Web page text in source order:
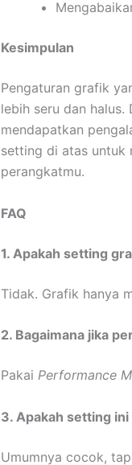
Kesimpulan
Pengaturan grafik
lebih seru dan
mendapatkan
setting di atas untuk
perangkatmu.
FAQ
1. Apakah setting
Tidak. Grafik hanya
2. Bagaimana jika
Pakai Performance
3. Apakah setting
Umumnya cocok,